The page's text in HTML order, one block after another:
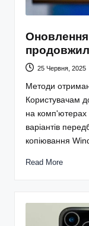
25 Червня, 2025
Методи
Користувачам
на комп'ютерах
варіантів
копіювання
Read More